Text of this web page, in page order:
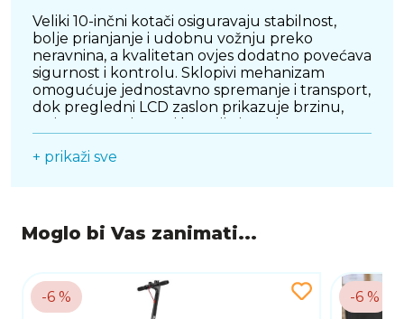
Veliki 10-inčni kotači osiguravaju stabilnost,
bolje prianjanje i udobnu vožnju preko
neravnina, a kvalitetan ovjes dodatno povećava
sigurnost i kontrolu. Sklopivi mehanizam
omogućuje jednostavno spremanje i transport,
dok pregledni LCD zaslon prikazuje brzinu,
mobilnom aplikacijom omogućuje dodatnu
Čvrsta konstrukcija, moderna tamnosiva
ENERGY Mentor 500 odličnim izborom za
svakodnevnu gradsku mobilnost. Kombinacija
dugog dometa, snažnog motora i naprednih
+ prikaži sve
Moglo bi Vas zanimati...
-6 % -6 %